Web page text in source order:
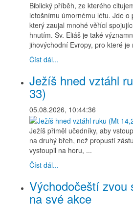
Biblický příběh, ze kterého
letošnímu úmornému létu. Jde o
který zaujal mnohé věřící
hnutím. Sv. Eliáš je také
jihovýchodní Evropy, pro které
Číst dál...
Ježíš hned vztáhl
33)
05.08.2026, 10:44:36
Ježíš přiměl učedníky, aby
na druhý břeh, než propustí
vystoupil na horu, ...
Číst dál...
Východočeští zvou
na své akce